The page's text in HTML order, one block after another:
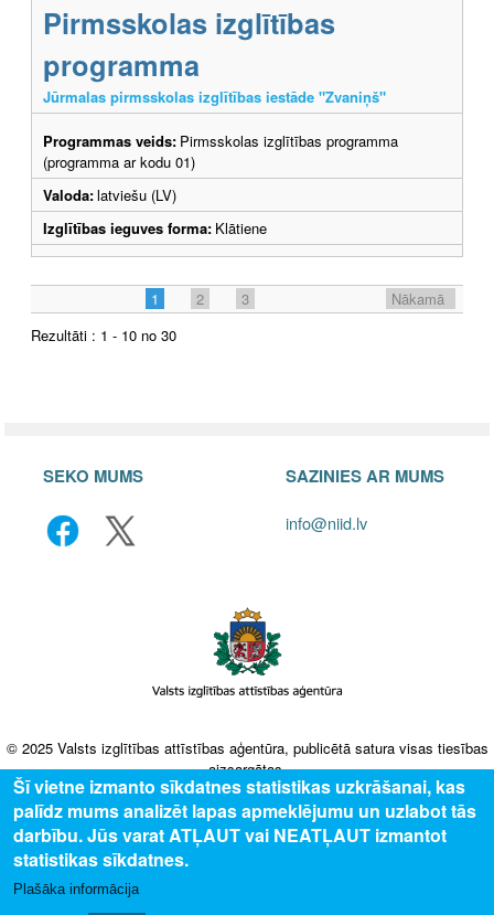
Pirmsskolas izglītības
programma
Jūrmalas pirmsskolas izglītības iestāde "Zvaniņš"
Programmas veids: Pirmsskolas izglītības programma
(programma ar kodu 01)
Valoda:latviešu (LV)
Izglītības ieguves forma: Klātiene
1 2 3
Nākamā
Rezultāti : 1 - 10 no 30
SEKO MUMS SAZINIES AR MUMS
info@niid.lv
© 2025 Valsts izglītības attīstības aģentūra, publicētā satura visas tiesības
aizsargātas.
Šī vietne izmanto sīkdatnes statistikas uzkrāšanai, kas
palīdz mums analizēt lapas apmeklējumu un uzlabot tās
darbību. Jūs varat ATĻAUT vai NEATĻAUT izmantot
statistikas sīkdatnes.
Plašāka informācija